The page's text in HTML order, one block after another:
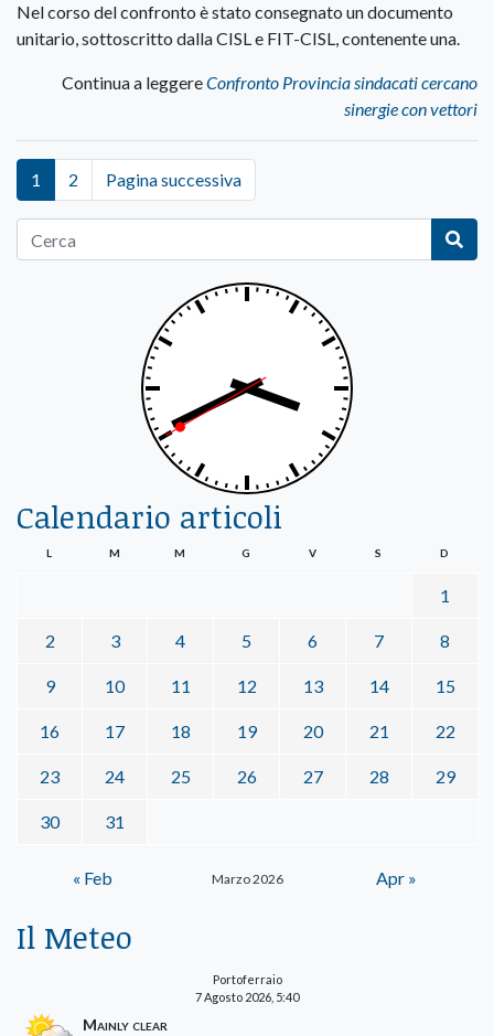
Nel corso del confronto è stato consegnato un documento
unitario, sottoscritto dalla CISL e FIT-CISL, contenente una.
Continua a leggereConfronto Provincia sindacati cercano
sinergie con vettori
1 2 Pagina successiva
Calendario articoli
Marzo 2026
L M M G V S D
1
2 3 4 5 6 7 8
9 10 11 12 13 14 15
16 17 18 19 20 21 22
23 24 25 26 27 28 29
30 31
« Feb Apr »
Il Meteo
Portoferraio
7 Agosto 2026, 5:40
Mainly clear